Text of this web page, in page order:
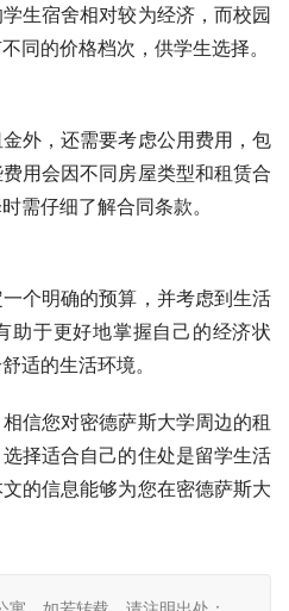
生宿舍相对较为经济，而校园
同的价格档次，供学生选择。
外，还需要考虑公用费用，包
用会因不同房屋类型和租赁合
需仔细了解合同条款。
个明确的预算，并考虑到生活
助于更好地掌握自己的经济状
适的生活环境。
信您对密德萨斯大学周边的租
择适合自己的住处是留学生活
的信息能够为您在密德萨斯大